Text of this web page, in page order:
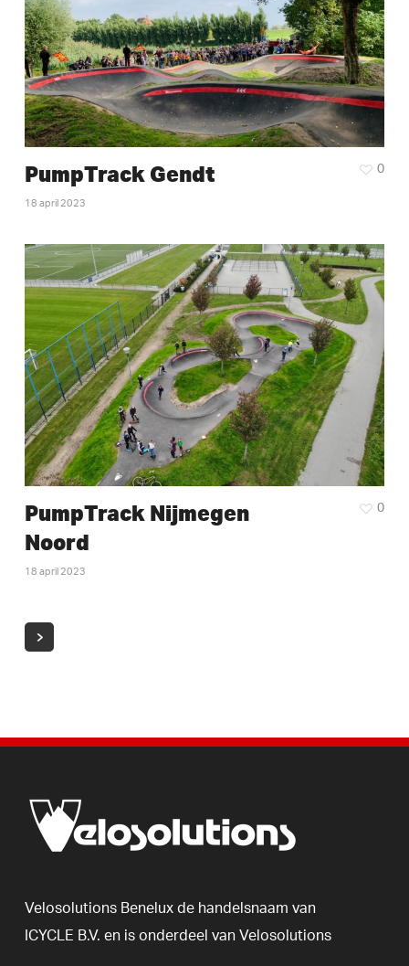
PumpTrack Gendt
18 april 2023
0
PumpTrack Nijmegen
Noord
18 april 2023
0
Velosolutions Benelux de handelsnaam van
ICYCLE B.V. en is onderdeel van Velosolutions